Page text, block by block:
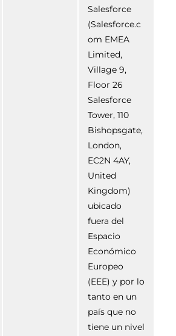
Salesforce
(Salesforce.c
om EMEA
Limited,
Village 9,
Floor 26
Salesforce
Tower, 110
Bishopsgate,
London,
EC2N 4AY,
United
Kingdom)
ubicado
fuera del
Espacio
Económico
Europeo
(EEE) y por lo
tanto en un
país que no
tiene un nivel